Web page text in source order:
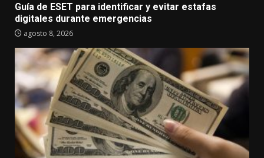
Guía de ESET para identificar y evitar estafas
digitales durante emergencias
agosto 8, 2026